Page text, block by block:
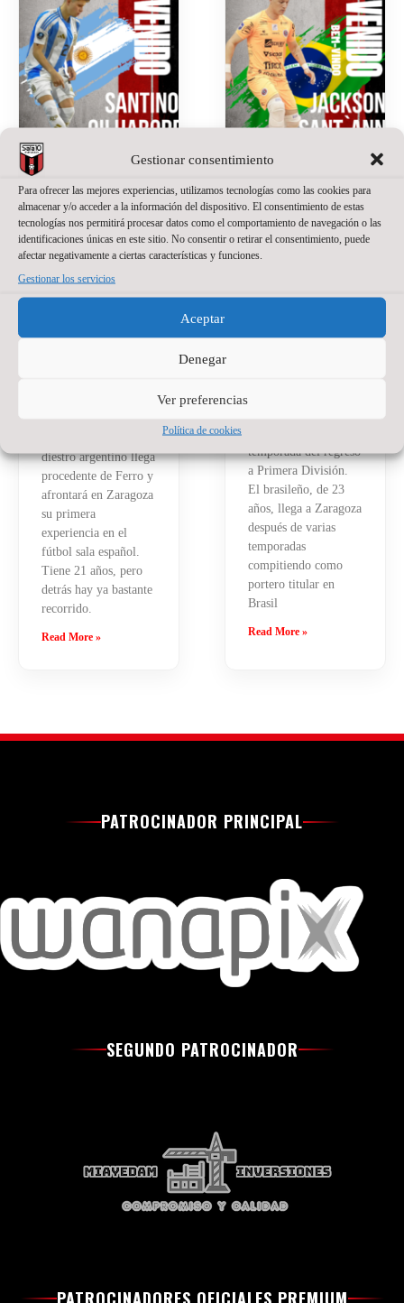
Gestionar consentimiento
Para ofrecer las mejores experiencias, utilizamos tecnologías como las cookies para
almacenar y/o acceder a la información del dispositivo. El consentimiento de estas
tecnologías nos permitirá procesar datos como el comportamiento de navegación o las
identificaciones únicas en este sitio. No consentir o retirar el consentimiento, puede
afectar negativamente a ciertas características y funciones.
Gestionar los servicios
Aceptar
Denegar
Ver preferencias
Política de cookies
SANTINO
OILHABORDA,
UNA APUESTA
DE PRESENTE
Y FUTURO
PARA EL
27 de julio de 2026
No
para la temporada
diestro argentino llega
procedente de Ferro y
afrontará en Zaragoza
su primera
experiencia en el
fútbol sala español.
Tiene 21 años, pero
detrás hay ya bastante
recorrido.
Read More »
JACKSON
SANT’ANNA,
NUEVO
PORTERO DE
WANAPIX
20 de julio de 2026
No
La portería del
temporada del regreso
a Primera División.
El brasileño, de 23
años, llega a Zaragoza
después de varias
temporadas
compitiendo como
portero titular en
Brasil
Read More »
PATROCINADOR PRINCIPAL
SEGUNDO PATROCINADOR
PATROCINADORES OFICIALES PREMIUM